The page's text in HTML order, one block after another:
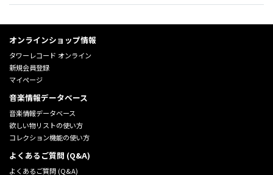
オンラインショップ情報
タワーレコード オンライン
新規会員登録
マイページ
音楽情報データベース
音楽情報データベース
欲しい物リストの使い方
コレクション機能の使い方
よくあるご質問 (Q&A)
よくあるご質問 (Q&A)